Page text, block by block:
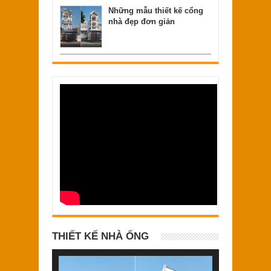
Những mẫu thiết kế cổng
nhà đẹp đơn giản
THIẾT KẾ NHÀ ỐNG